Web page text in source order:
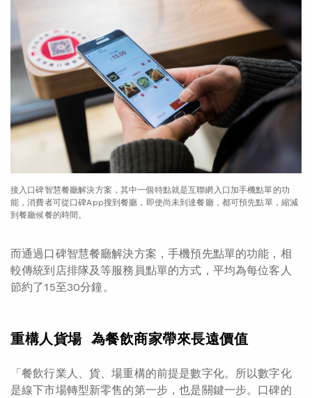
接入口碑智慧餐廳解決方案，其中一個特點就是互聯網入口加手機點單的功
能，消費者可從口碑App搜到餐廳，即使尚未到達餐廳，都可預先點單，縮減
到餐廳候餐的時間。
而通過口碑智慧餐廳解決方案，手機預先點單的功能，相
較傳統到店排隊及等服務員點單的方式，平均為每位客人
節約了15至30分鐘。
重構人貨場 為餐飲商家帶來長遠價值
「餐飲行業人、貨、場重構的前提是數字化。所以數字化
是線下市場轉型新零售的第一步，也是關鍵一步。口碑的